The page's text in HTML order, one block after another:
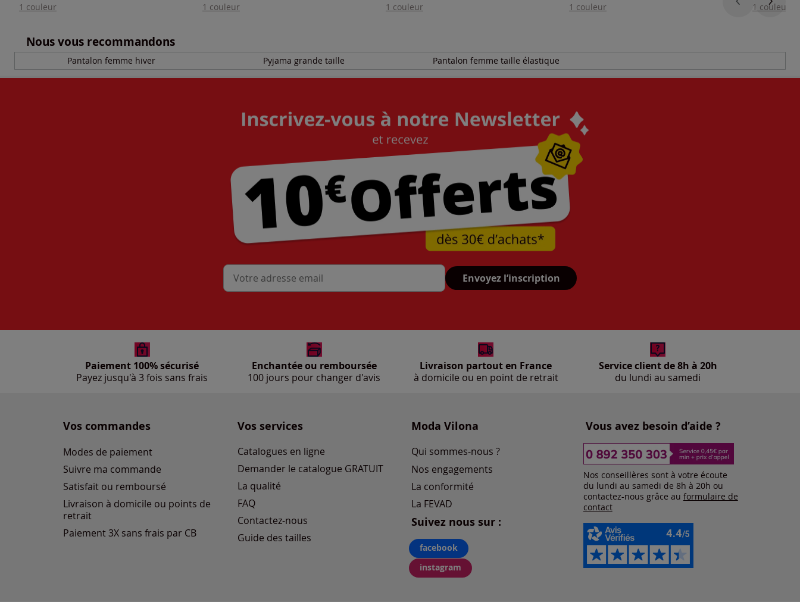
1 couleur 1 couleur 1 couleur 1 couleur
1 couleur
Nous vous recommandons
Pantalon femme hiver Pyjama grande taille Pantalon femme taille élastique
Mon adresse mail Envoyez l’inscription
Paiement 100% sécurisé
Payez jusqu'à 3 fois sans frais
Enchantée ou remboursée
100 jours pour changer d'avis
Livraison partout en France
à domicile ou en point de retrait
Service client de 8h à 20h
du lundi au samedi
Vos commandes
Modes de paiement
Suivre ma commande
Satisfait ou remboursé
Livraison à domicile ou points de
retrait
Paiement 3X sans frais par CB
Vos services
Catalogues en ligne
Demander le catalogue GRATUIT
La qualité
FAQ
Contactez-nous
Guide des tailles
Moda Vilona
Qui sommes-nous ?
Nos engagements
La conformité
La FEVAD
Suivez nous sur :
facebook
instagram
Vous avez besoin d’aide ?
Nos conseillères sont à votre écoute
du lundi au samedi de 8h à 20h ou
contactez-nous grâce au formulaire de
contact